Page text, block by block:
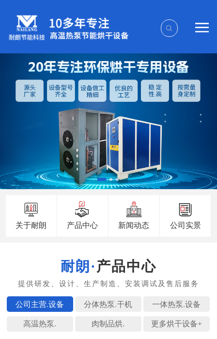
关于耐朗 产品中心 新闻动态 公司实景
产品中心
公司主营. 分体热泵. 一体热泵.
高温热泵. 肉制品烘. 更多烘干设备+